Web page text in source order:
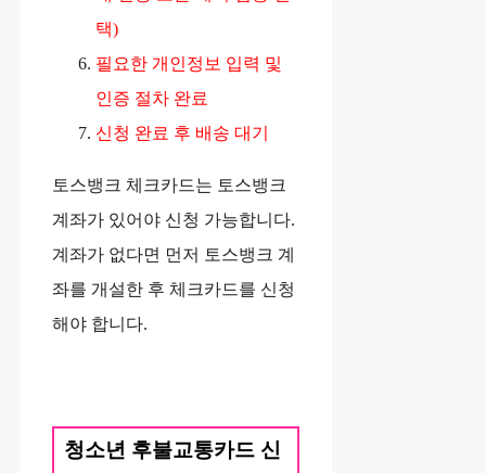
택)
필요한 개인정보 입력 및
인증 절차 완료
신청 완료 후 배송 대기
토스뱅크 체크카드는 토스뱅크
계좌가 있어야 신청 가능합니다.
계좌가 없다면 먼저 토스뱅크 계
좌를 개설한 후 체크카드를 신청
해야 합니다.
청소년 후불교통카드 신